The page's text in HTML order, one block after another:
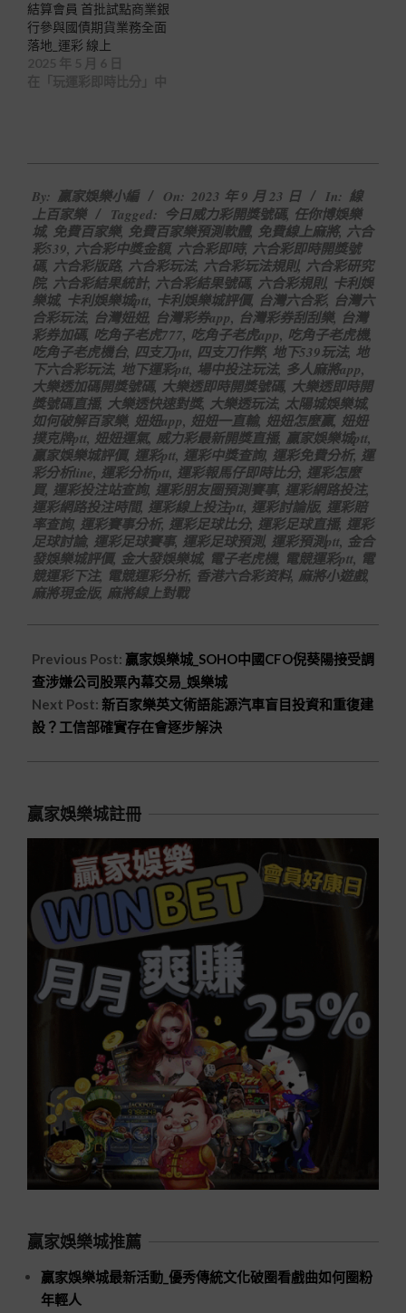
結算會員 首批試點商業銀
行參與國債期貨業務全面
落地_運彩 線上
09-
23
By: 贏家娛樂小編 On: 2023 年 9 月 23 日 In: 線
上百家樂
Tagged: 今日威力彩開獎號碼, 任你博娛樂
城, 免費百家樂, 免費百家樂預測軟體, 免費線上麻將, 六合
彩539, 六合彩中獎金額, 六合彩即時, 六合彩即時開獎號
碼, 六合彩版路, 六合彩玩法, 六合彩玩法規則, 六合彩研究
院, 六合彩結果統計, 六合彩結果號碼, 六合彩規則, 卡利娛
樂城, 卡利娛樂城ptt, 卡利娛樂城評價, 台灣六合彩, 台灣六
合彩玩法, 台灣妞妞, 台灣彩券app, 台灣彩券刮刮樂, 台灣
彩券加碼, 吃角子老虎777, 吃角子老虎app, 吃角子老虎機,
吃角子老虎機台, 四支刀ptt, 四支刀作弊, 地下539玩法, 地
下六合彩玩法, 地下運彩ptt, 場中投注玩法, 多人麻將app,
大樂透加碼開獎號碼, 大樂透即時開獎號碼, 大樂透即時開
獎號碼直播, 大樂透快速對獎, 大樂透玩法, 太陽城娛樂城,
如何破解百家樂, 妞妞app, 妞妞一直輸, 妞妞怎麼贏, 妞妞
撲克牌ptt, 妞妞運氣, 威力彩最新開獎直播, 贏家娛樂城ptt,
贏家娛樂城評價, 運彩ptt, 運彩中獎查詢, 運彩免費分析, 運
彩分析line, 運彩分析ptt, 運彩報馬仔即時比分, 運彩怎麼
買, 運彩投注站查詢, 運彩朋友圈預測賽事, 運彩網路投注,
運彩網路投注時間, 運彩線上投注ptt, 運彩討論版, 運彩賠
率查詢, 運彩賽事分析, 運彩足球比分, 運彩足球直播, 運彩
足球討論, 運彩足球賽事, 運彩足球預測, 運彩預測ptt, 金合
發娛樂城評價, 金大發娛樂城, 電子老虎機, 電競運彩ptt, 電
競運彩下注, 電競運彩分析, 香港六合彩资料, 麻將小遊戲,
麻將現金版, 麻將線上對戰
Previous Post: 贏家娛樂城_SOHO中國CFO倪葵陽接受調
查涉嫌公司股票內幕交易_娛樂城
Next Post: 新百家樂英文術語能源汽車盲目投資和重復建
設？工信部確實存在會逐步解決
贏家娛樂城註冊
贏家娛樂城推薦
贏家娛樂城最新活動_優秀傳統文化破圈看戲曲如何圈粉
年輕人